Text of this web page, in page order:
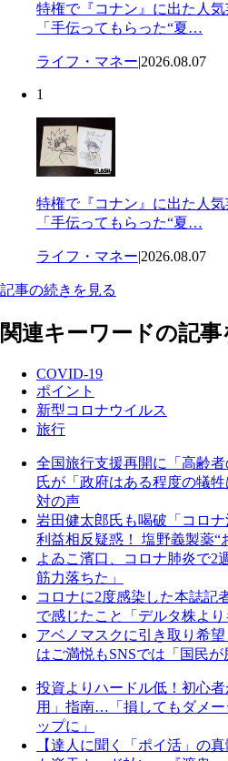
特権で『コナン』に出た人
「手伝ってもらった“夏…
ライフ・マネー|2026.08.07
1
特権で『コナン』に出た人
「手伝ってもらった“夏…
ライフ・マネー|2026.08.07
記事の続きを見る
関連キーワードの記事
COVID-19
ポイント
新型コロナウイルス
旅行
全国旅行支援再開に「高齢
氏が「政府はある程度の犠
対の声
岩田健太郎氏も喝破「コロ
利益相反疑惑！ 塩野義製薬“
よゐこ濱口、コロナ肺炎で2
筋力落ちた」
コロナに2度感染した本誌記
で感じたこと「デルタ株より
アベノマスクに引き取り希
はご満悦もSNSでは「国民
投資よりハードル低！初心
用」指南…「損してもダメ
ップに」
【達人に聞く「ポイ活」の